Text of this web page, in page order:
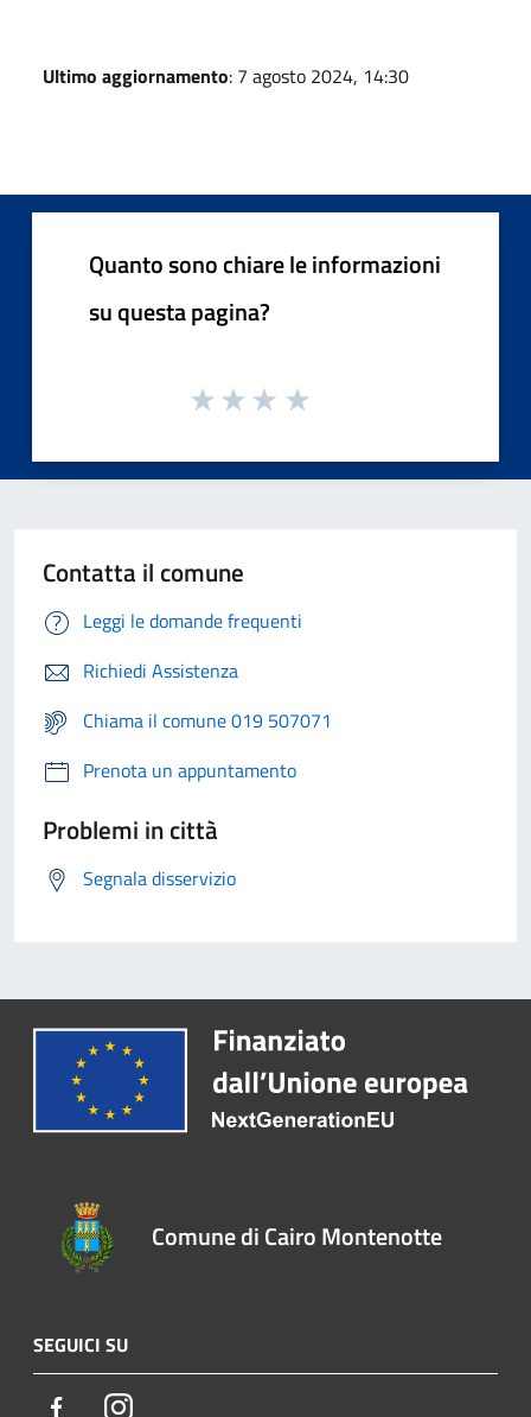
Ultimo aggiornamento: 7 agosto 2024, 14:30
Quanto sono chiare le informazioni
su questa pagina?
Contatta il comune
Leggi le domande frequenti
Richiedi Assistenza
Chiama il comune 019 507071
Prenota un appuntamento
Problemi in città
Segnala disservizio
Comune di Cairo Montenotte
SEGUICI SU
FacebookInstagram